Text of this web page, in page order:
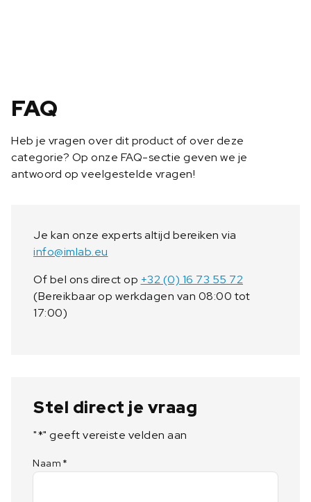
a
9
6
1
0
a
FAQ
Heb je vragen over dit product of over deze
categorie? Op onze FAQ-sectie geven we je
antwoord op veelgestelde vragen!
Je kan onze experts altijd bereiken via
info@imlab.eu
Of bel ons direct op +32 (0) 16 73 55 72
(Bereikbaar op werkdagen van 08:00 tot
17:00)
Stel direct je vraag
"*" geeft vereiste velden aan
Naam *